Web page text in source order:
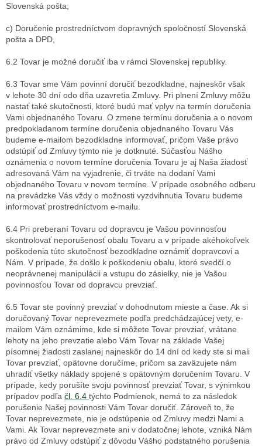
Slovenská pošta;
c) Doručenie prostredníctvom dopravných spoločností Slovenská
pošta a DPD,
6.2 Tovar je možné doručiť iba v rámci Slovenskej republiky.
6.3 Tovar sme Vám povinní doručiť bezodkladne, najneskôr však
v lehote 30 dní odo dňa uzavretia Zmluvy. Pri plnení Zmluvy môžu
nastať také skutočnosti, ktoré budú mať vplyv na termín doručenia
Vami objednaného Tovaru. O zmene termínu doručenia a o novom
predpokladanom termíne doručenia objednaného Tovaru Vás
budeme e-mailom bezodkladne informovať, pričom Vaše právo
odstúpiť od Zmluvy týmto nie je dotknuté. Súčasťou Nášho
oznámenia o novom termíne doručenia Tovaru je aj Naša žiadosť
adresovaná Vám na vyjadrenie, či trváte na dodaní Vami
objednaného Tovaru v novom termíne. V prípade osobného odberu
na prevádzke Vás vždy o možnosti vyzdvihnutia Tovaru budeme
informovať prostredníctvom e-mailu.
6.4 Pri preberaní Tovaru od dopravcu je Vašou povinnosťou
skontrolovať neporušenosť obalu Tovaru a v prípade akéhokoľvek
poškodenia túto skutočnosť bezodkladne oznámiť dopravcovi a
Nám. V prípade, že došlo k poškodeniu obalu, ktoré svedčí o
neoprávnenej manipulácii a vstupu do zásielky, nie je Vašou
povinnosťou Tovar od dopravcu prevziať.
6.5 Tovar ste povinný prevziať v dohodnutom mieste a čase. Ak si
doručovaný Tovar neprevezmete podľa predchádzajúcej vety, e-
mailom Vám oznámime, kde si môžete Tovar prevziať, vrátane
lehoty na jeho prevzatie alebo Vám Tovar na základe Vašej
písomnej žiadosti zaslanej najneskôr do 14 dní od kedy ste si mali
Tovar prevziať, opätovne doručíme, pričom sa zaväzujete nám
uhradiť všetky náklady spojené s opätovným doručením Tovaru. V
prípade, kedy porušíte svoju povinnosť prevziať Tovar, s výnimkou
prípadov podľa čl. 6.4 týchto Podmienok, nemá to za následok
porušenie Našej povinnosti Vám Tovar doručiť. Zároveň to, že
Tovar neprevezmete, nie je odstúpenie od Zmluvy medzi Nami a
Vami. Ak Tovar neprevezmete ani v dodatočnej lehote, vzniká Nám
právo od Zmluvy odstúpiť z dôvodu Vášho podstatného porušenia